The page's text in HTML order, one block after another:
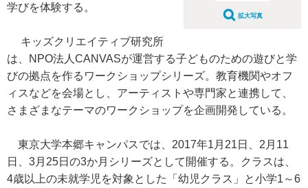
拡大写真
学びを体験する。
キッズクリエイティブ研究所
は、NPO法人CANVASが運営する子どものための遊びと学
びの拠点を作るワークショップシリーズ。教育機関やオフ
ィスなどを会場とし、アーティストや専門家と連携して、
さまざまなテーマのワークショップを企画開発している。
東京大学本郷キャンパスでは、2017年1月21日、2月11
日、3月25日の3か月シリーズとして開催する。クラスは、
4歳以上の未就学児を対象とした「幼児クラス」と小学1～6